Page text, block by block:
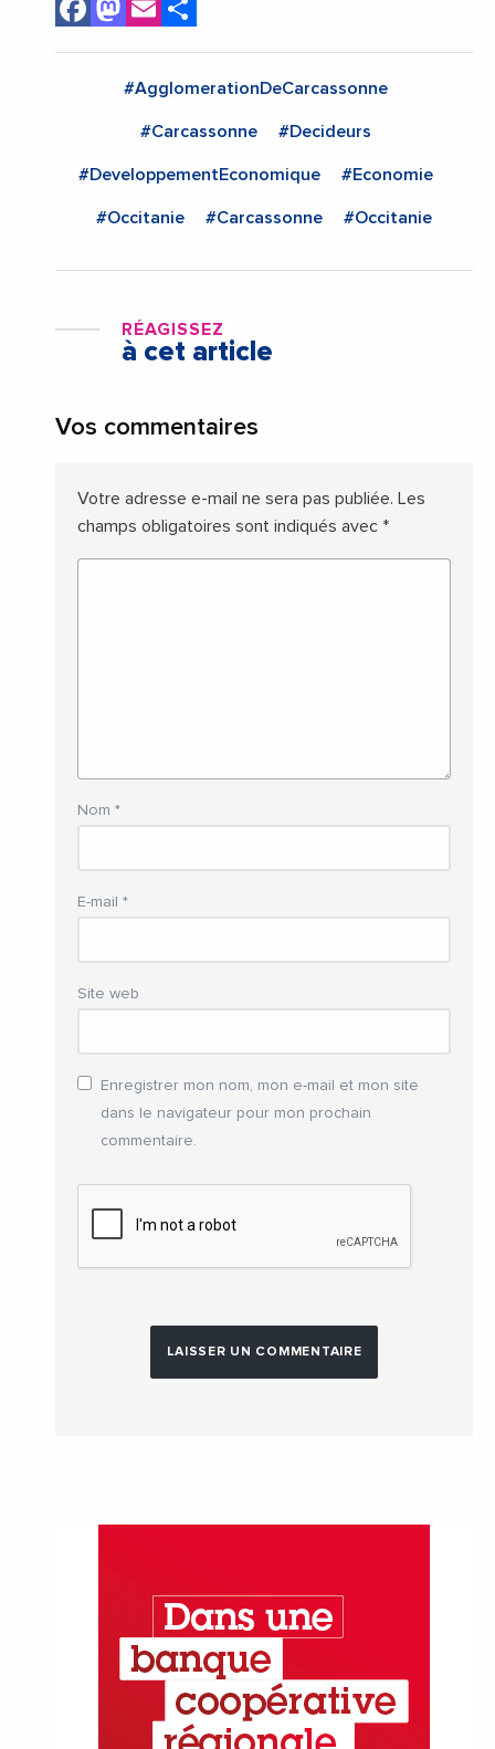
Facebook
Mastodon
Email
#AgglomerationDeCarcassonne
#Carcassonne #Decideurs
#DeveloppementEconomique #Economie
#Occitanie #Carcassonne #Occitanie
RÉAGISSEZ
à cet article
Vos commentaires
Votre adresse e-mail ne sera pas publiée. Les
champs obligatoires sont indiqués avec *
Nom *
E-mail *
Site web
Enregistrer mon nom, mon e-mail et mon site
dans le navigateur pour mon prochain
commentaire.